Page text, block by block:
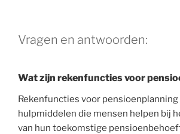
Vragen en antwoorden:
Wat zijn rekenfuncties voor
Rekenfuncties voor pensioenplanning
hulpmiddelen die mensen helpen bij
van hun toekomstige